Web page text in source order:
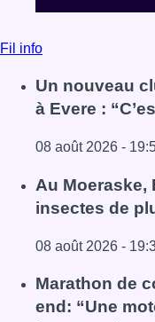
Fil info
Un nouveau
à Evere :
08 août 2026 -
Lire l'article Un
Au Moeraske,
insectes de
08 août 2026 -
Lire l'article Au
Marathon de
end: “Une